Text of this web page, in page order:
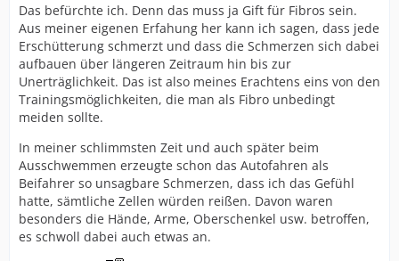
Das befürchte ich. Denn das muss ja Gift für Fibros sein.
Aus meiner eigenen Erfahung her kann ich sagen, dass jede
Erschütterung schmerzt und dass die Schmerzen sich dabei
aufbauen über längeren Zeitraum hin bis zur
Unerträglichkeit. Das ist also meines Erachtens eins von den
Trainingsmöglichkeiten, die man als Fibro unbedingt
meiden sollte.
In meiner schlimmsten Zeit und auch später beim
Ausschwemmen erzeugte schon das Autofahren als
Beifahrer so unsagbare Schmerzen, dass ich das Gefühl
hatte, sämtliche Zellen würden reißen. Davon waren
besonders die Hände, Arme, Oberschenkel usw. betroffen,
es schwoll dabei auch etwas an.